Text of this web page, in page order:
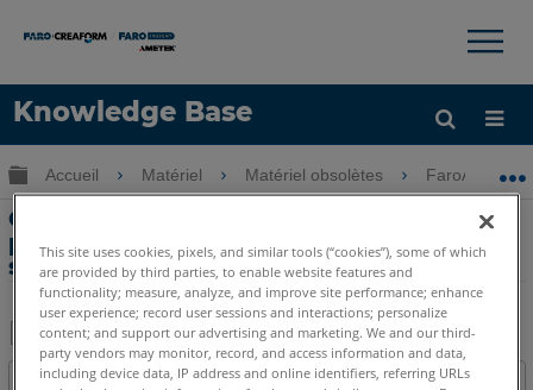
Knowledge Base
LANGUE
Obtenir de l'aide CONNEXION
×
Développer/réduire la hiérarchie globale
Accueil Matériel Matériel obsolètes FaroArm
Opération et dépannage de palpeur
personnalisé pour le FaroArm avec port
série
Enregistrer
Table des matières
This site uses cookies, pixels, and similar tools (“cookies”), some of which
are provided by third parties, to enable website features and
functionality; measure, analyze, and improve site performance; enhance
user experience; record user sessions and interactions; personalize
content; and support our advertising and marketing. We and our third-
party vendors may monitor, record, and access information and data,
including device data, IP address and online identifiers, referring URLs